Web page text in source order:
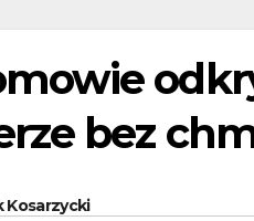
bez
Kosarzycki